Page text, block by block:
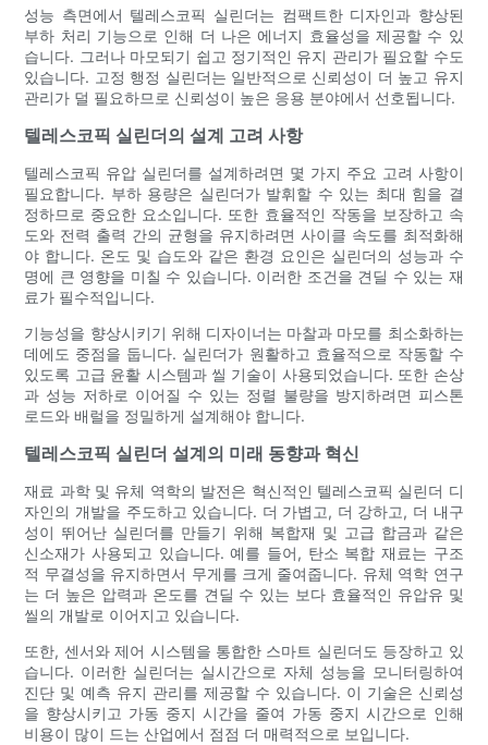
성능 측면에서 텔레스코픽 실린더는 컴팩트한 디자인과 향상된
부하 처리 기능으로 인해 더 나은 에너지 효율성을 제공할 수 있
습니다. 그러나 마모되기 쉽고 정기적인 유지 관리가 필요할 수도
있습니다. 고정 행정 실린더는 일반적으로 신뢰성이 더 높고 유지
관리가 덜 필요하므로 신뢰성이 높은 응용 분야에서 선호됩니다.
텔레스코픽 실린더의 설계 고려 사항
텔레스코픽 유압 실린더를 설계하려면 몇 가지 주요 고려 사항이
필요합니다. 부하 용량은 실린더가 발휘할 수 있는 최대 힘을 ​​결
정하므로 중요한 요소입니다. 또한 효율적인 작동을 보장하고 속
도와 전력 출력 간의 균형을 유지하려면 사이클 속도를 최적화해
야 합니다. 온도 및 습도와 같은 환경 요인은 실린더의 성능과 수
명에 큰 영향을 미칠 수 있습니다. 이러한 조건을 견딜 수 있는 재
료가 필수적입니다.
기능성을 향상시키기 위해 디자이너는 마찰과 마모를 최소화하는
데에도 중점을 둡니다. 실린더가 원활하고 효율적으로 작동할 수
있도록 고급 윤활 시스템과 씰 기술이 사용되었습니다. 또한 손상
과 성능 저하로 이어질 수 있는 정렬 불량을 방지하려면 피스톤
로드와 배럴을 정밀하게 설계해야 합니다.
텔레스코픽 실린더 설계의 미래 동향과 혁신
재료 과학 및 유체 역학의 발전은 혁신적인 텔레스코픽 실린더 디
자인의 개발을 주도하고 있습니다. 더 가볍고, 더 강하고, 더 내구
성이 뛰어난 실린더를 만들기 위해 복합재 및 고급 합금과 같은
신소재가 사용되고 있습니다. 예를 들어, 탄소 복합 재료는 구조
적 무결성을 유지하면서 무게를 크게 줄여줍니다. 유체 역학 연구
는 더 높은 압력과 온도를 견딜 수 있는 보다 효율적인 유압유 및
씰의 개발로 이어지고 있습니다.
또한, 센서와 제어 시스템을 통합한 스마트 실린더도 등장하고 있
습니다. 이러한 실린더는 실시간으로 자체 성능을 모니터링하여
진단 및 예측 유지 관리를 제공할 수 있습니다. 이 기술은 신뢰성
을 향상시키고 가동 중지 시간을 줄여 가동 중지 시간으로 인해
비용이 많이 드는 산업에서 점점 더 매력적으로 보입니다.